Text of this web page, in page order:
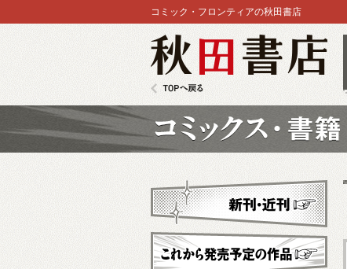
コミック・フロンティアの秋田書店
新刊・近刊